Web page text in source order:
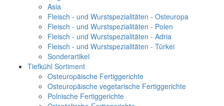
Asia
Fleisch - und Wurstspezialitäten - Osteuropa
Fleisch - und Wurstspezialitäten - Polen
Fleisch - und Wurstspezialitäten - Adria
Fleisch - und Wurstspezialitäten - Türkei
Sonderartikel
Tiefkühl Sortiment
Osteuropäische Fertiggerichte
Osteuropäische vegetarische Fertiggerichte
Polnische Fertiggerichte